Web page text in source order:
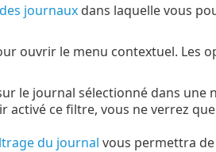
journauxdans laquelle vous
ouvrir le menu contextuel. Les
le journal sélectionné dans une
activé ce filtre, vous ne verrez
du journal vous permettra